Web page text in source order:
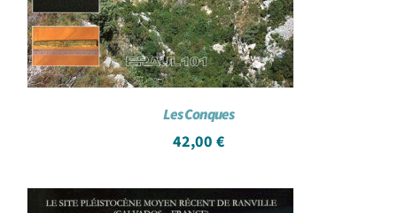
Les Conques
42,00 €